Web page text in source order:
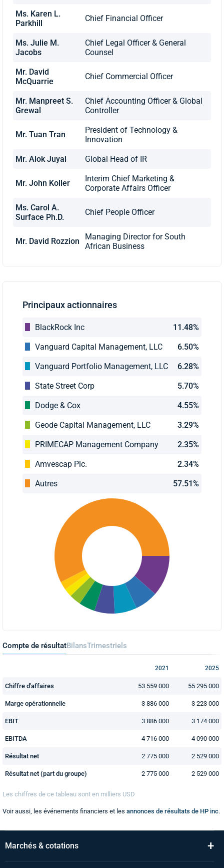
Ms. Karen L.
Parkhill
Chief Financial Officer
Ms. Julie M.
Jacobs
Chief Legal Officer & General
Counsel
Mr. David
McQuarrie
Chief Commercial Officer
Mr. Manpreet S.
Grewal
Chief Accounting Officer & Global
Controller
Mr. Tuan Tran
President of Technology &
Innovation
Mr. Alok Juyal Global Head of IR
Mr. John Koller
Interim Chief Marketing &
Corporate Affairs Officer
Ms. Carol A.
Surface Ph.D.
Chief People Officer
Mr. David Rozzion
Managing Director for South
African Business
Principaux actionnaires
BlackRock Inc 11.48%
Vanguard Capital Management, LLC 6.50%
Vanguard Portfolio Management, LLC 6.28%
State Street Corp 5.70%
Dodge & Cox 4.55%
Geode Capital Management, LLC 3.29%
PRIMECAP Management Company 2.35%
Amvescap Plc. 2.34%
Autres 57.51%
Compte de résultatBilansTrimestriels
2021 2025
Chiffre d'affaires 53 559 000 55 295 000
Marge opérationnelle 3 886 000 3 223 000
EBIT 3 886 000 3 174 000
EBITDA 4 716 000 4 090 000
Résultat net 2 775 000 2 529 000
Résultat net (part du groupe) 2 775 000 2 529 000
Les chiffres de ce tableau sont en milliers USD
Voir aussi, les événements financiers et les annonces de résultats de HP inc.
Marchés & cotations +